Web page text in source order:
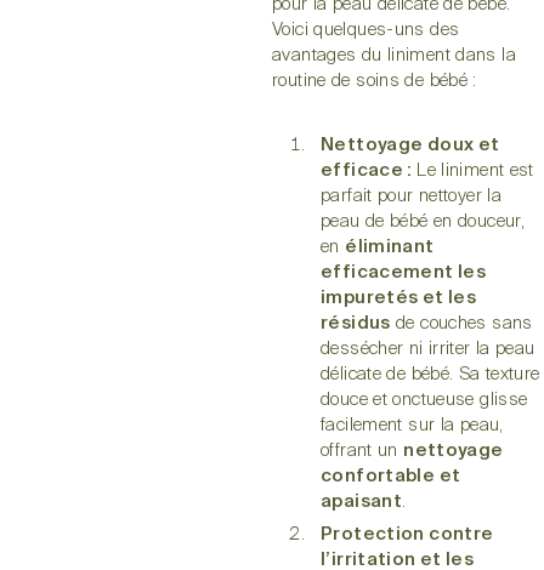
pour la peau délicate de bébé.
Voici quelques-uns des
avantages du liniment dans la
routine de soins de bébé :
Nettoyage doux et
efficace : Le liniment est
parfait pour nettoyer la
peau de bébé en douceur,
en éliminant
efficacement les
impuretés et les
résidus de couches sans
dessécher ni irriter la peau
délicate de bébé. Sa texture
douce et onctueuse glisse
facilement sur la peau,
offrant un nettoyage
confortable et
apaisant.
Protection contre
l’irritation et les